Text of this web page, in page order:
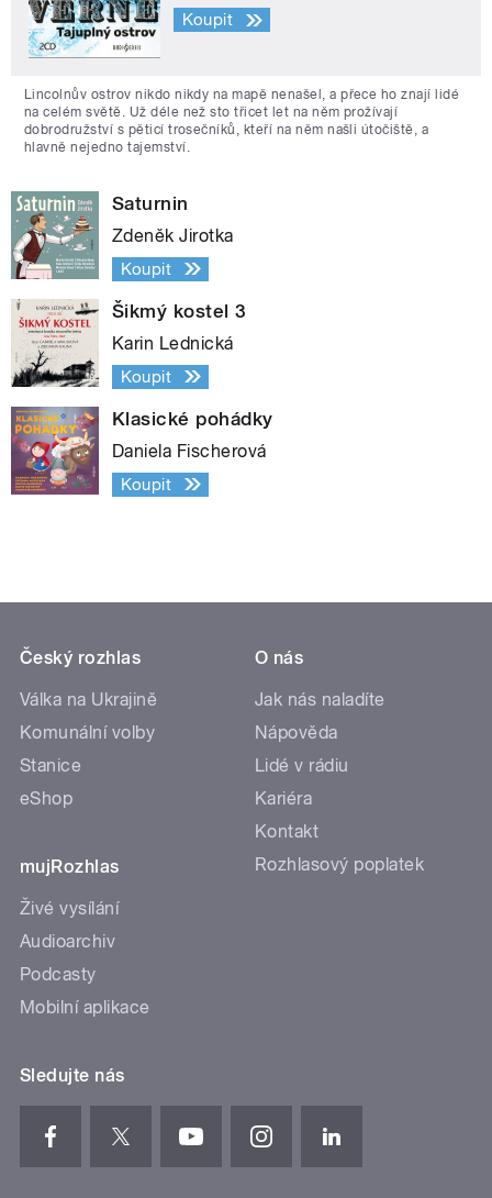
Koupit
Lincolnův ostrov nikdo nikdy na mapě nenašel, a přece ho znají lidé
na celém světě. Už déle než sto třicet let na něm prožívají
dobrodružství s pěticí trosečníků, kteří na něm našli útočiště, a
hlavně nejedno tajemství.
Saturnin
Zdeněk Jirotka
Koupit
Šikmý kostel 3
Karin Lednická
Koupit
Klasické pohádky
Daniela Fischerová
Koupit
Český rozhlas
Válka na Ukrajině
Komunální volby
Stanice
eShop
mujRozhlas
Živé vysílání
Audioarchiv
Podcasty
Mobilní aplikace
O nás
Jak nás naladíte
Nápověda
Lidé v rádiu
Kariéra
Kontakt
Rozhlasový poplatek
Sledujte nás